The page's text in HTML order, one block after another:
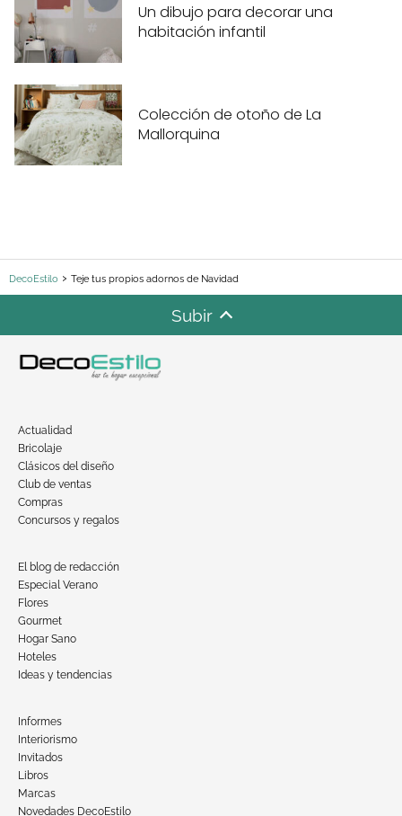
Un dibujo para decorar una
habitación infantil
Colección de otoño de La
Mallorquina
DecoEstilo Teje tus propios adornos de Navidad
Subir
Actualidad
Bricolaje
Clásicos del diseño
Club de ventas
Compras
Concursos y regalos
El blog de redacción
Especial Verano
Flores
Gourmet
Hogar Sano
Hoteles
Ideas y tendencias
Informes
Interiorismo
Invitados
Libros
Marcas
Novedades DecoEstilo